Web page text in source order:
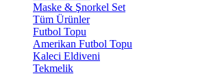
Maske & Şnorkel Set
Tüm Ürünler
Futbol Topu
Amerikan Futbol Topu
Kaleci Eldiveni
Tekmelik